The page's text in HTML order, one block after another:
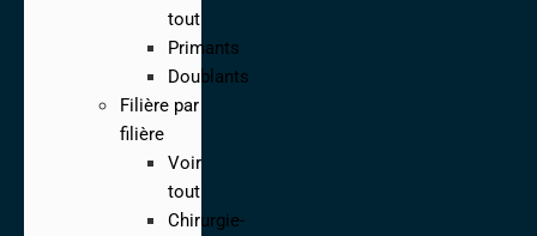
tout
Primants
Doublants
Filière par
filière
Voir
tout
Chirurgie-